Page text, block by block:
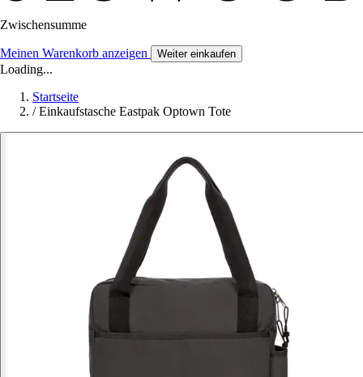
Zwischensumme
Meinen Warenkorb anzeigen Weiter einkaufen
Loading...
Startseite
/ Einkaufstasche Eastpak Optown Tote